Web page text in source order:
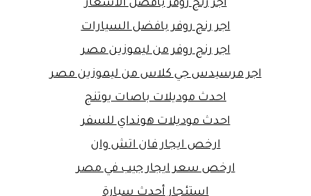
اجر رنج روفر بافضل الاسعار
اجر رنج روفر بافضل السيارات
اجر رنج روفر من ليموزين مصر
اجر مرسيدس جي كلاس من ليموزين مصر
احدث موديلات باصات يوتنج
احدث موديلات هونداي للسفر
ارخص ايجار فان اتش وان
ارخص سعر ايجار جيب في مصر
استئجار أحدث سيارة